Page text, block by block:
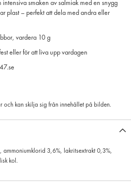
smaken av salmiak med en snygg
plast – perfekt att dela med andra eller
vardera 10 g
eller för att liva upp vardagen
och kan skilja sig från innehållet på bilden.
ammoniumklorid 3,6%, lakritsextrakt 0,3%,
kol.